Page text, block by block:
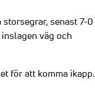
senast 7-0
väg och
för att komma ikapp.